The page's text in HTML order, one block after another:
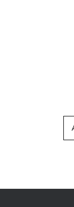
TÉMOIGNAGE
Des